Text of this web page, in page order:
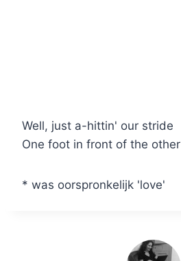
Well, just a-hittin' our stride
One foot in front of the other
* was oorspronkelijk 'love'